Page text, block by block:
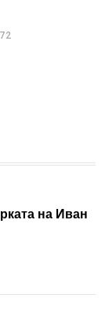
на Иван